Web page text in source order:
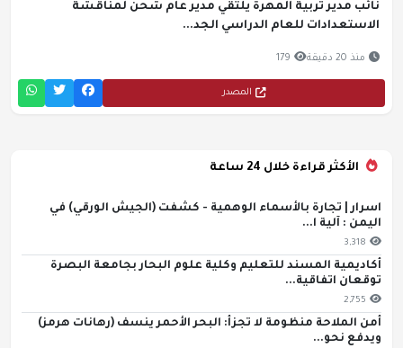
نائب مدير تربية المهرة يلتقي مدير عام شحن لمناقشة
الاستعدادات للعام الدراسي الجد...
منذ 20 دقيقة 179
المصدر
الأكثر قراءة خلال 24 ساعة
اسرار | تجارة بالأسماء الوهمية - كشفت (الجيش الورقي) في
اليمن : آلية ا...
3,318
أكاديمية المسند للتعليم وكلية علوم البحار بجامعة البصرة
توقعان اتفاقية...
2,755
أمن الملاحة منظومة لا تجزأ: البحر الأحمر ينسف (رهانات هرمز)
ويدفع نحو...